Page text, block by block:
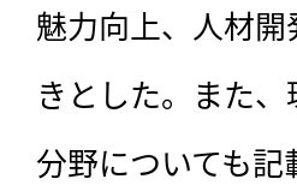
魅力向上、人材
きとした。また
分野についても記